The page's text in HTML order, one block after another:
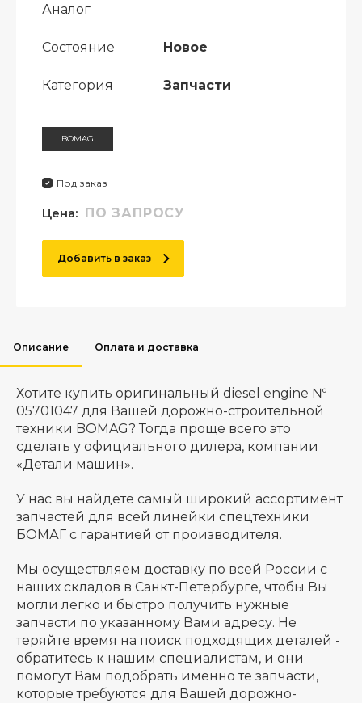
Аналог
Состояние Новое
Категория Запчасти
BOMAG
Под заказ
Цена: ПО ЗАПРОСУ
Добавить в заказ
Описание Оплата и доставка
Хотите купить оригинальный diesel engine №
05701047 для Вашей дорожно-строительной
техники BOMAG? Тогда проще всего это
сделать у официального дилера, компании
«Детали машин».
У нас вы найдете самый широкий ассортимент
запчастей для всей линейки спецтехники
БОМАГ с гарантией от производителя.
Мы осуществляем доставку по всей России с
наших складов в Санкт-Петербурге, чтобы Вы
могли легко и быстро получить нужные
запчасти по указанному Вами адресу. Не
теряйте время на поиск подходящих деталей -
обратитесь к нашим специалистам, и они
помогут Вам подобрать именно те запчасти,
которые требуются для Вашей дорожно-